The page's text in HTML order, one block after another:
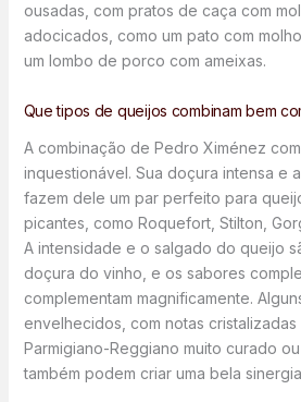
ousadas, com pratos de caça com
adocicados, como um pato com
um lombo de porco com ameixas.
Que tipos de queijos combinam bem
A combinação de Pedro Ximénez
inquestionável. Sua doçura intensa e
fazem dele um par perfeito para
picantes, como Roquefort, Stilton,
A intensidade e o salgado do queijo
doçura do vinho, e os sabores
complementam magnificamente.
envelhecidos, com notas
Parmigiano-Reggiano muito curado
também podem criar uma bela